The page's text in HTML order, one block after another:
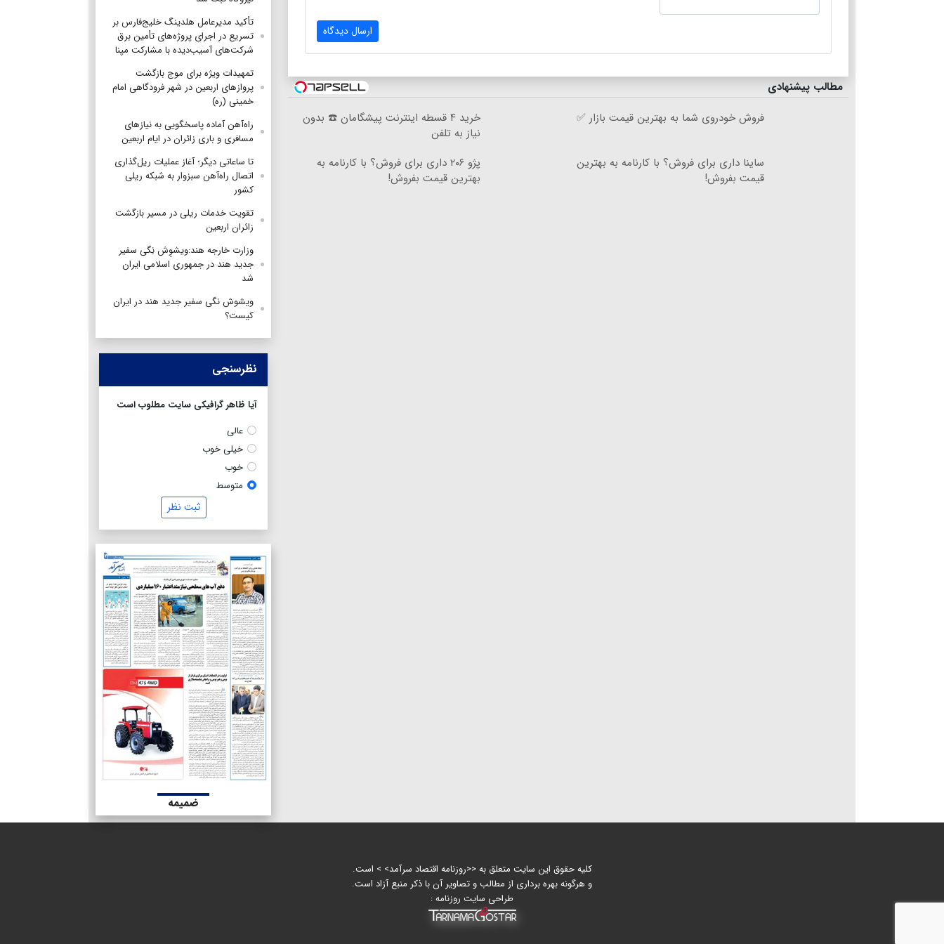
ارسال دیدگاه
مطالب پیشنهادی
فروش خودروی شما به بهترین قیمت بازار ✅
خرید ۴ قسطه اینترنت پیشگامان ☎️ بدون
نیاز به تلفن
ساینا داری برای فروش؟ با کارنامه به بهترین
قیمت بفروش!
پژو ۲۰۶ داری برای فروش؟ با کارنامه به
بهترین قیمت بفروش!
تأکید مدیرعامل هلدینگ خلیج‌فارس بر
تسریع در اجرای پروژه‌های تأمین برق
شرکت‌های آسیب‌دیده با مشارکت مپنا
تمهیدات ویژه برای موج بازگشت
پروازهای اربعین در شهر فرودگاهی امام
خمینی (ره)
راه‌آهن آماده پاسخگویی به نیازهای
مسافری و باری زائران در ایام اربعین
تا ساعاتی دیگر؛ آغاز عملیات ریل‌گذاری
اتصال راه‌آهن سبزوار به شبکه ریلی
کشور
تقویت خدمات ریلی در مسیر بازگشت
زائران اربعین
وزارت خارجه هند:ویشوِش نِگی سفیر
جدید هند در جمهوری اسلامی ایران
شد
ویشوش نگی سفیر جدید هند در ایران
کیست؟
نظرسنجی
آیا ظاهر گرافیکی سایت مطلوب است
عالی
خیلی خوب
خوب
متوسط
ثبت نظر
ضمیمه
کلیه حقوق این سایت متعلق به <<روزنامه اقتصاد سرآمد> > است.
و هرگونه بهره برداری از مطالب و تصاویر آن با ذکر منبع آزاد است.
طراحی سایت روزنامه :